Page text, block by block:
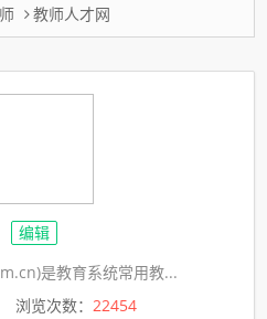
教师人才网
编辑
是教育系统常用教...
浏览次数：22454